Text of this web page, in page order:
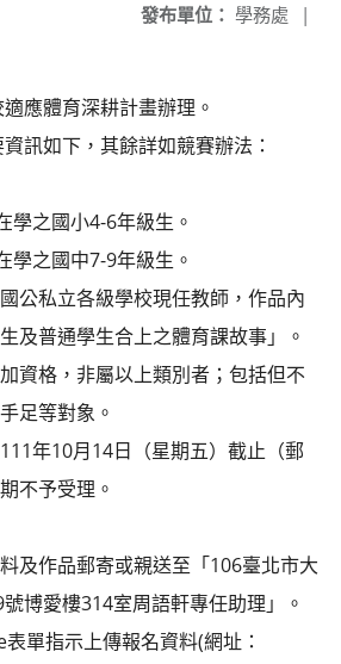
發布單位： 學務處 |
應體育深耕計畫辦理。
訊如下，其餘詳如競賽辦法：
學之國小4-6年級生。
學之國中7-9年級生。
公私立各級學校現任教師，作品內
及普通學生合上之體育課故事」。
資格，非屬以上類別者；包括但不
足等對象。
年10月14日（星期五）截止（郵
不予受理。
及作品郵寄或親送至「106臺北市大
博愛樓314室周語軒專任助理」。
單指示上傳報名資料(網址：